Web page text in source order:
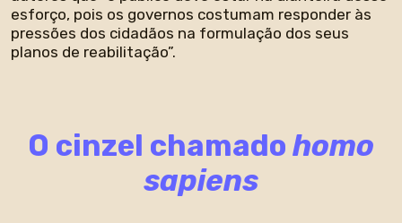
esforço, pois os governos costumam responder às
pressões dos cidadãos na formulação dos seus
planos de reabilitação”.
O cinzel chamado homo
sapiens